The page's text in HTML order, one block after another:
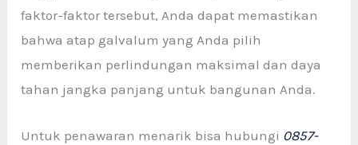
faktor-faktor tersebut, Anda dapat memastikan
bahwa atap galvalum yang Anda pilih
memberikan perlindungan maksimal dan daya
tahan jangka panjang untuk bangunan Anda.
Untuk penawaran menarik bisa hubungi 0857-